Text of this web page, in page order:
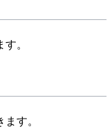
。
す。